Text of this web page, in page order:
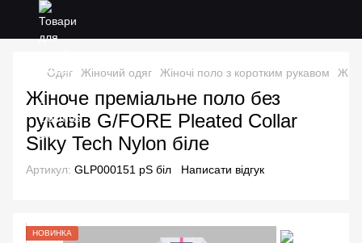
Одяг Жіночий одяг Жіночі поло з коротким рукавом
Жіноче преміальне поло без
рукавів G/FORE Pleated Collar
Silky Tech Nylon біле
Артикул: GLP000151 рS біл Написати відгук
НОВИНКА